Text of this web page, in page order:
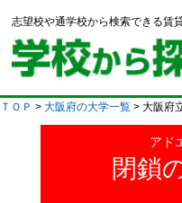
志望校や通学校から検索できる賃
ＴＯＰ > 大阪府の大学一覧 > 大阪府
アド
閉鎖